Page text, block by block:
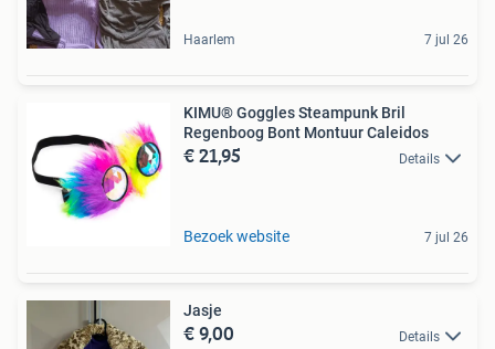
Haarlem 7 jul 26
KIMU® Goggles Steampunk Bril
Regenboog Bont Montuur Caleidos
€ 21,95 Details
Bezoek website 7 jul 26
Jasje
€ 9,00 Details